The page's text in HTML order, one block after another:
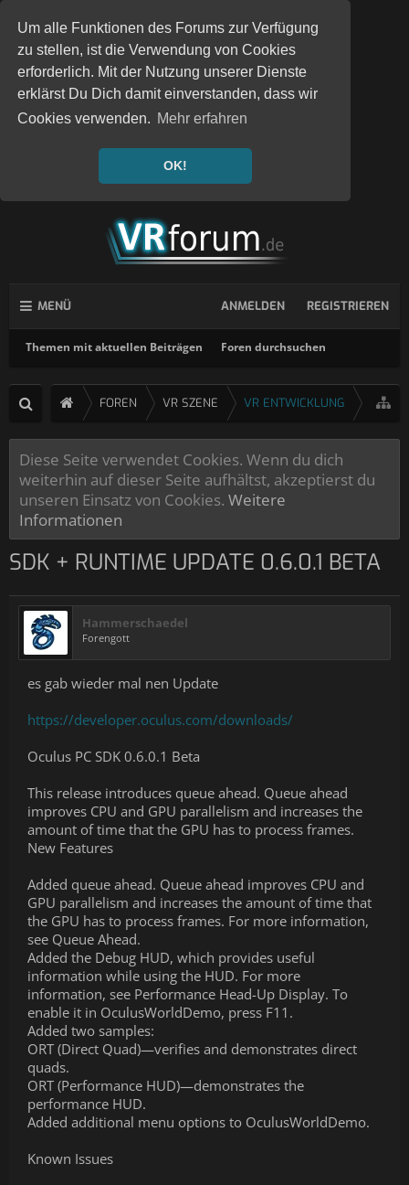
Um alle Funktionen des Forums zur Verfügung
zu stellen, ist die Verwendung von Cookies
erforderlich. Mit der Nutzung unserer Dienste
erklärst Du Dich damit einverstanden, dass wir
Cookies verwenden. Mehr erfahren
OK!
MENÜ
Themen mit aktuellen Beiträgen Foren durchsuchen
ANMELDEN REGISTRIEREN
FOREN VR SZENE VR ENTWICKLUNG
Diese Seite verwendet Cookies. Wenn du dich
weiterhin auf dieser Seite aufhältst, akzeptierst du
unseren Einsatz von Cookies. Weitere
Informationen
SDK + RUNTIME UPDATE 0.6.0.1 BETA
Hammerschaedel
Forengott
es gab wieder mal nen Update
https://developer.oculus.com/downloads/
Oculus PC SDK 0.6.0.1 Beta
This release introduces queue ahead. Queue ahead
improves CPU and GPU parallelism and increases the
amount of time that the GPU has to process frames.
New Features
Added queue ahead. Queue ahead improves CPU and
GPU parallelism and increases the amount of time that
the GPU has to process frames. For more information,
see Queue Ahead.
Added the Debug HUD, which provides useful
information while using the HUD. For more
information, see Performance Head-Up Display. To
enable it in OculusWorldDemo, press F11.
Added two samples:
ORT (Direct Quad)—verifies and demonstrates direct
quads.
ORT (Performance HUD)—demonstrates the
performance HUD.
Added additional menu options to OculusWorldDemo.
Known Issues